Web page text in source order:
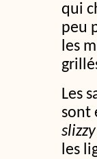
qui
peu
les
Les
sont
les